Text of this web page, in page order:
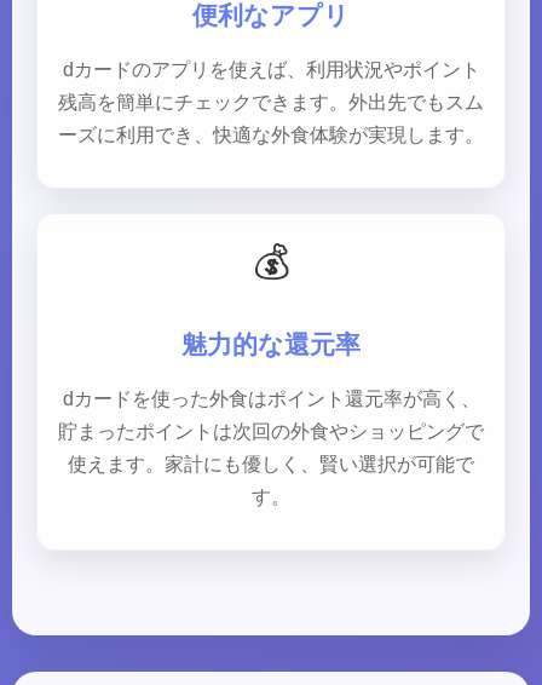
便利なアプリ
dカードのアプリを使えば、利用状況やポイント
残高を簡単にチェックできます。外出先でもスム
ーズに利用でき、快適な外食体験が実現します。
💰
魅力的な還元率
dカードを使った外食はポイント還元率が高く、
貯まったポイントは次回の外食やショッピングで
使えます。家計にも優しく、賢い選択が可能で
す。